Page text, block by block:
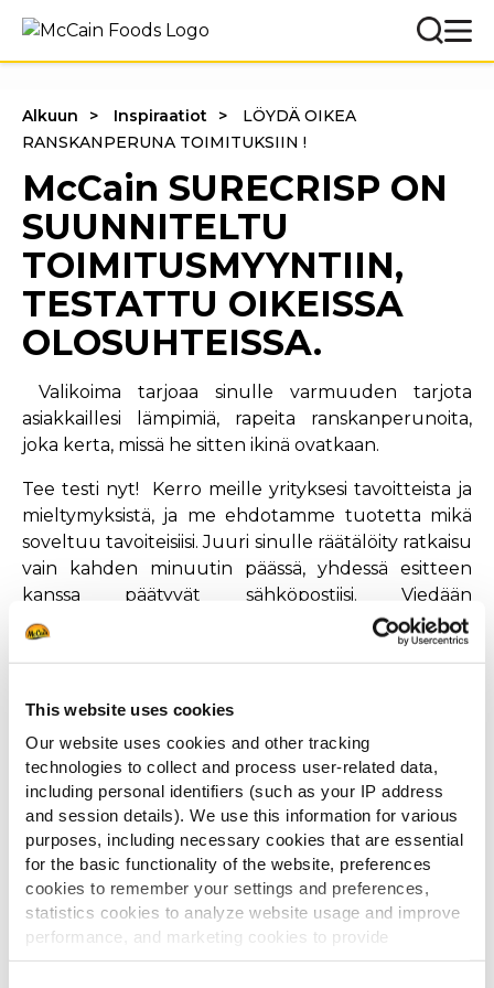
This website uses cookies
Our website uses cookies and other tracking
technologies to collect and process user-related data,
including personal identifiers (such as your IP address
and session details). We use this information for various
purposes, including necessary cookies that are essential
for the basic functionality of the website, preferences
cookies to remember your settings and preferences,
statistics cookies to analyze website usage and improve
performance, and marketing cookies to provide
personalized content and advertising.
Alkuun Inspiraatiot
LÖYDÄ OIKEA
RANSKANPERUNA TOIMITUKSIIN !
McCain SURECRISP ON
SUUNNITELTU
TOIMITUSMYYNTIIN,
TESTATTU OIKEISSA
OLOSUHTEISSA.
Valikoima tarjoaa sinulle varmuuden tarjota
asiakkaillesi lämpimiä, rapeita ranskanperunoita,
joka kerta, missä he sitten ikinä ovatkaan.
Tee testi nyt! Kerro meille yrityksesi tavoitteista ja
mieltymyksistä, ja me ehdotamme tuotetta mikä
soveltuu tavoiteisiisi. Juuri sinulle räätälöity ratkaisu
vain kahden minuutin päässä, yhdessä esitteen
kanssa päätyvät sähköpostiisi. Viedään
ranskanperunasi seuraavalle tasolle ja annetaan
niiden erottua kilpailijoista!
Muut katsoivat myös
OLETKO VALMIS UUTEEN
MARKKINATODELLISUUTEEN?
LUE LISÄÄ